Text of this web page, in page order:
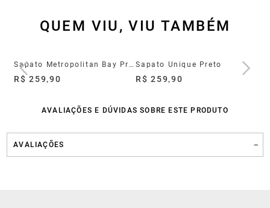
QUEM VIU, VIU TAMBÉM
Sapato Metropolitan Bay Preto
R$ 259,90
Sapato Unique Preto
R$ 259,90
AVALIAÇÕES E DÚVIDAS SOBRE ESTE PRODUTO
AVALIAÇÕES